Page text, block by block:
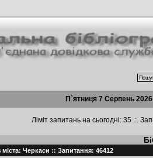
П`ятниця 7 Серпень
Ліміт запитань на сьогодні: 35 .:.
Черкаси :: Запитання: 46412